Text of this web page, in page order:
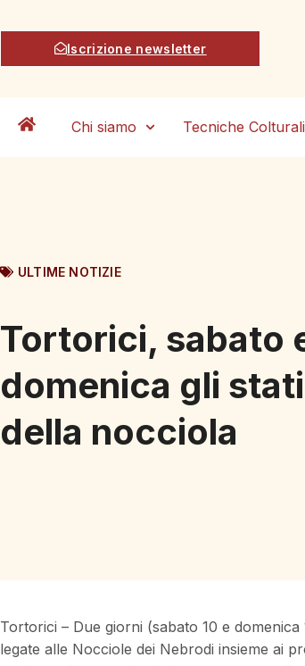
Iscrizione newsletter
Chi siamo Tecniche Colturali
ULTIME NOTIZIE
Tortorici, sabato
domenica gli
della nocciola
Tortorici – Due giorni (sabato 10 e
legate alle Nocciole dei Nebrodi insieme ai